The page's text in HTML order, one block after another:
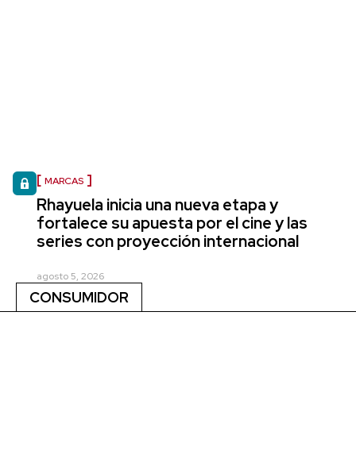
MARCAS
Rhayuela inicia una nueva etapa y
fortalece su apuesta por el cine y las
series con proyección internacional
agosto 5, 2026
CONSUMIDOR